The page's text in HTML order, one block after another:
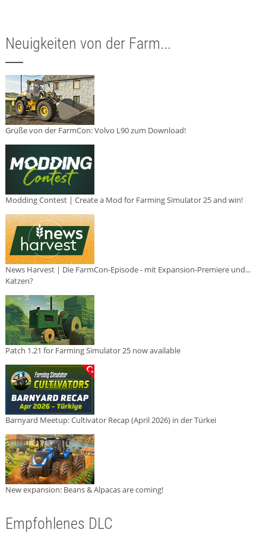
Neuigkeiten von der Farm...
Grüße von der FarmCon: Volvo L90 zum Download!
Modding Contest | Create a Mod for Farming Simulator 25 and win!
News Harvest | Die FarmCon-Episode - mit Expansion-Premiere und...
Katzen?
Patch 1.21 for Farming Simulator 25 now available
Barnyard Meetup: Cultivator Recap (April 2026) in der Türkei
New expansion: Beans & Alpacas are coming!
Empfohlenes DLC